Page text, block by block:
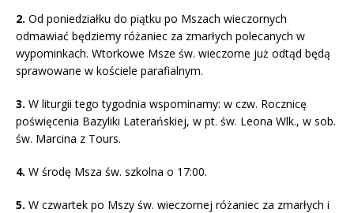
2. Od poniedziałku do piątku po Mszach wieczornych
odmawiać będziemy różaniec za zmarłych polecanych w
wypominkach. Wtorkowe Msze św. wieczorne już odtąd będą
sprawowane w kościele parafialnym.
3. W liturgii tego tygodnia wspominamy: w czw. Rocznicę
poświęcenia Bazyliki Laterańskiej, w pt. św. Leona Wlk., w sob.
św. Marcina z Tours.
4. W środę Msza św. szkolna o 17:00.
5. W czwartek po Mszy św. wieczornej różaniec za zmarłych i